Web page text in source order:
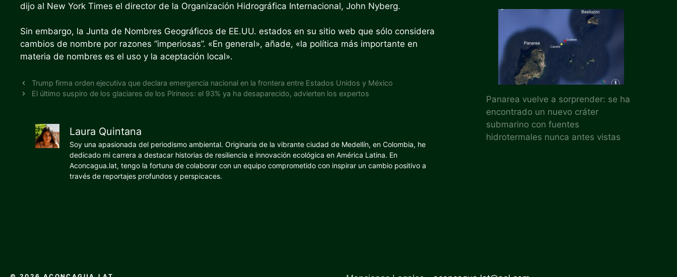
dijo al New York Times el director de la Organización Hidrográfica Internacional, John Nyberg.
Sin embargo, la Junta de Nombres Geográficos de EE.UU. estados en su sitio web que sólo considera
cambios de nombre por razones “imperiosas”. «En general», añade, «la política más importante en
materia de nombres es el uso y la aceptación local».
Trump firma orden ejecutiva que declara emergencia nacional en la frontera entre Estados Unidos y México
El último suspiro de los glaciares de los Pirineos: el 93% ya ha desaparecido, advierten los expertos
Laura Quintana
Soy una apasionada del periodismo ambiental. Originaria de la vibrante ciudad de Medellín, en Colombia, he
dedicado mi carrera a destacar historias de resiliencia e innovación ecológica en América Latina. En
Aconcagua.lat, tengo la fortuna de colaborar con un equipo comprometido con inspirar un cambio positivo a
través de reportajes profundos y perspicaces.
Panarea vuelve a sorprender: se ha
encontrado un nuevo cráter
submarino con fuentes
hidrotermales nunca antes vistas